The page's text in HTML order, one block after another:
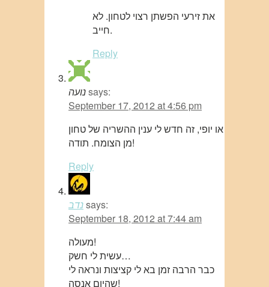
את זירעי הפשתן רצוי לטחון. לא
חייב.
Reply
נועהsays:
September 17, 2012 at 4:56 pm
או יופי, זה חדש לי ענין ההשריה של טחון
מן הצומח. תודה!
Reply
נדבsays:
September 18, 2012 at 7:44 am
מעולה!
עשית לי חשק…
כבר הרבה זמן בא לי קציצות ונראה לי
שהיום אנסה!